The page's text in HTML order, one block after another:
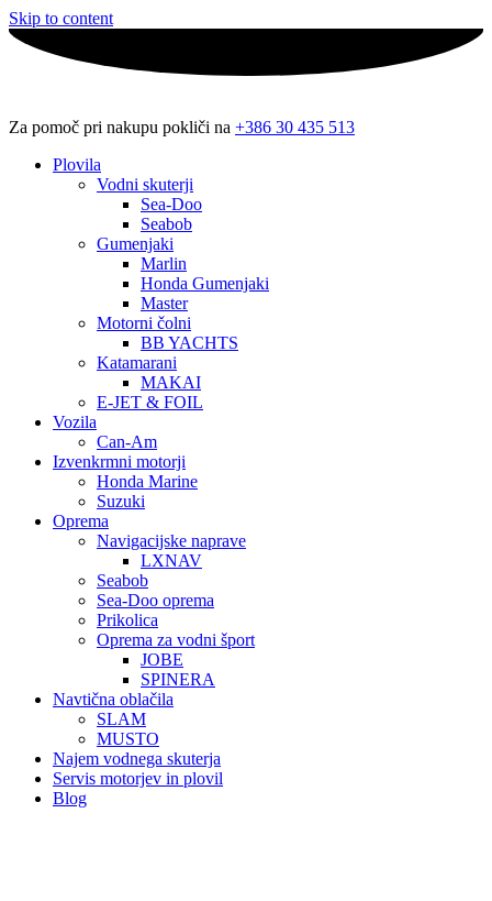
Skip to content
Za pomoč pri nakupu pokliči na +386 30 435 513
Plovila
Vodni skuterji
Sea-Doo
Seabob
Gumenjaki
Marlin
Honda Gumenjaki
Master
Motorni čolni
BB YACHTS
Katamarani
MAKAI
E-JET & FOIL
Vozila
Can-Am
Izvenkrmni motorji
Honda Marine
Suzuki
Oprema
Navigacijske naprave
LXNAV
Seabob
Sea-Doo oprema
Prikolica
Oprema za vodni šport
JOBE
SPINERA
Navtična oblačila
SLAM
MUSTO
Najem vodnega skuterja
Servis motorjev in plovil
Blog